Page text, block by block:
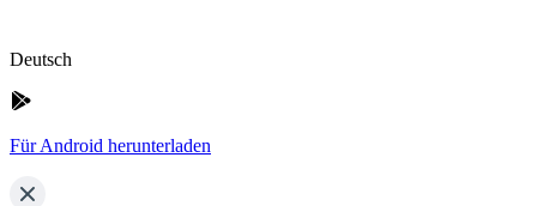
Deutsch
Für Android herunterladen